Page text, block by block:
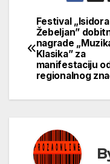
чланка
Festival „Isidora
Žebeljan”
nagrade
Klasika” za
manifestaciju
regionalnog